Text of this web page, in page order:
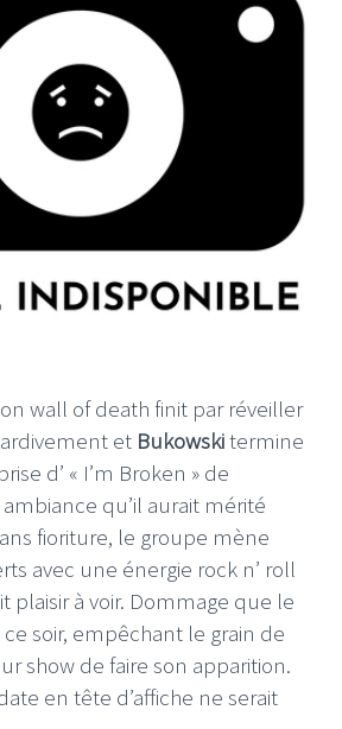
wall of death finit par réveiller
et Bukowskitermine
d’ « I’m Broken » de
qu’il aurait mérité
fioriture, le groupe mène
avec une énergie rock n’ roll
plaisir à voir. Dommage que le
soir, empêchant le grain de
show de faire son apparition.
en tête d’affiche ne serait